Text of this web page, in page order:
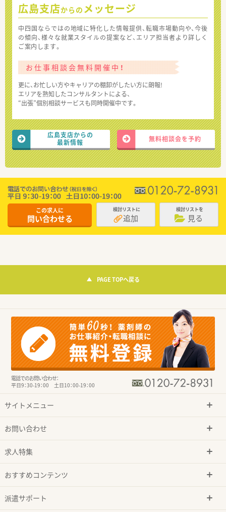
広島支店からの メッセージ
中四国ならではの地域に特化した情報提供、転職市場動向や、今後
の傾向、様々な就業スタイルの提案など、エリア担当者より詳しく
ご案内します。
お仕事相談会無料開催中！
更に、お忙しい方やキャリアの棚卸がしたい方に朗報!
エリアを熟知したコンサルタントによる、
“出張”個別相談サービスも同時開催中です。
広島支店からの
最新情報
無料相談会を予約
この求人に
問い合わせる
検討リストに
追加
検討リストを
見る
PAGE TOPへ戻る
電話でのお問い合わせ：
平日9：30-19：00 土日10：00-19：00
サイトメニュー
お問い合わせ
求人特集
おすすめコンテンツ
派遣サポート